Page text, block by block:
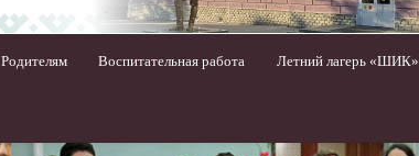
Родителям Воспитательная работа Летний лагерь «ШИК»